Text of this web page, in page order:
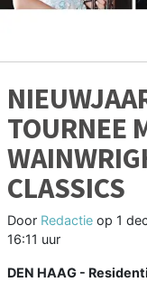
TOURNEE
CLASSICS
Door Redactie op 1
16:11 uur
DEN HAAG -